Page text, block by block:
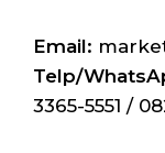
Email:
Telp/
3365-5551 /